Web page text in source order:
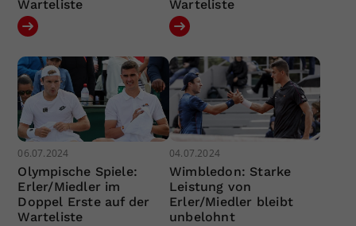
Warteliste Warteliste
06.07.2024
Olympische Spiele:
Erler/Miedler im
Doppel Erste auf der
Warteliste
04.07.2024
Wimbledon: Starke
Leistung von
Erler/Miedler bleibt
unbelohnt